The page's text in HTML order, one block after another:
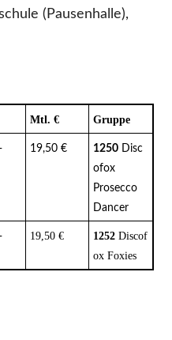
(Pausenhalle),
Mtl. € Gruppe
19,50 € 1250 Disc
ofox
Prosecco
Dancer
19,50 € 1252 Discof
ox Foxies